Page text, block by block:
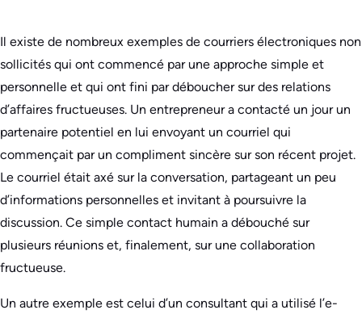
Il existe de nombreux exemples de courriers électroniques non
sollicités qui ont commencé par une approche simple et
personnelle et qui ont fini par déboucher sur des relations
d’affaires fructueuses. Un entrepreneur a contacté un jour un
partenaire potentiel en lui envoyant un courriel qui
commençait par un compliment sincère sur son récent projet.
Le courriel était axé sur la conversation, partageant un peu
d’informations personnelles et invitant à poursuivre la
discussion. Ce simple contact humain a débouché sur
plusieurs réunions et, finalement, sur une collaboration
fructueuse.
Un autre exemple est celui d’un consultant qui a utilisé l’e-